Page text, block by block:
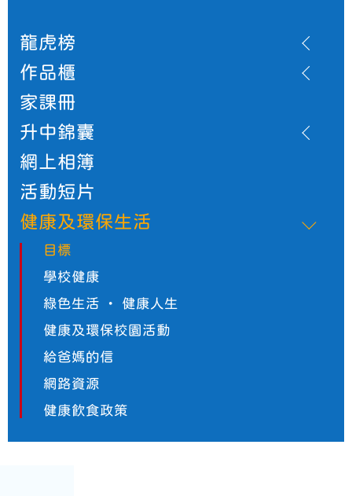
龍虎榜
作品櫃
家課冊
升中錦囊
網上相簿
活動短片
健康及環保生活
目標
學校健康
綠色生活 ・ 健康人生
健康及環保校園活動
給爸媽的信
網路資源
健康飲食政策